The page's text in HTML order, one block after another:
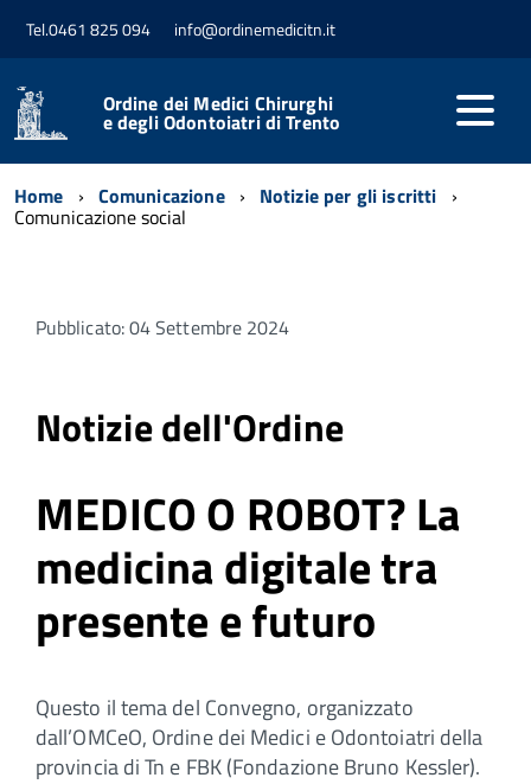
Tel.0461 825 094 info@ordinemedicitn.it
Ordine dei Medici Chirurghi
e degli Odontoiatri di Trento
Home Comunicazione Notizie per gli iscritti
Comunicazione social
Pubblicato: 04 Settembre 2024
Notizie dell'Ordine
MEDICO O ROBOT? La
medicina digitale tra
presente e futuro
Questo il tema del Convegno, organizzato
dall’OMCeO, Ordine dei Medici e Odontoiatri della
provincia di Tn e FBK (Fondazione Bruno Kessler).